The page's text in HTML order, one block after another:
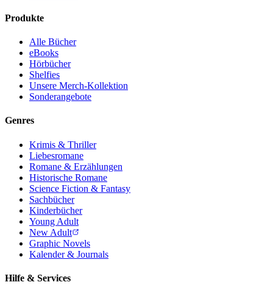
Produkte
Alle Bücher
eBooks
Hörbücher
Shelfies
Unsere Merch-Kollektion
Sonderangebote
Genres
Krimis & Thriller
Liebesromane
Romane & Erzählungen
Historische Romane
Science Fiction & Fantasy
Sachbücher
Kinderbücher
Young Adult
New Adult
Graphic Novels
Kalender & Journals
Hilfe & Services